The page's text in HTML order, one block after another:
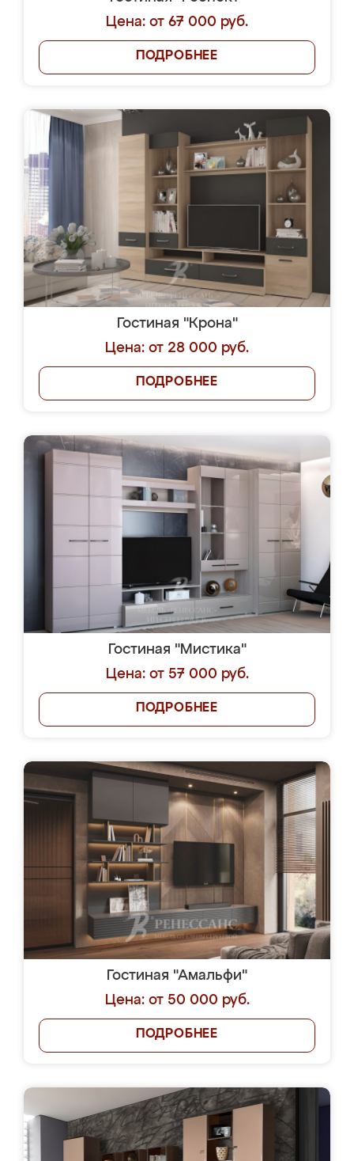
Цена: от 67 000 руб.
ПОДРОБНЕЕ
Гостиная "Крона"
Цена: от 28 000 руб.
ПОДРОБНЕЕ
Гостиная "Мистика"
Цена: от 57 000 руб.
ПОДРОБНЕЕ
Гостиная "Амальфи"
Цена: от 50 000 руб.
ПОДРОБНЕЕ